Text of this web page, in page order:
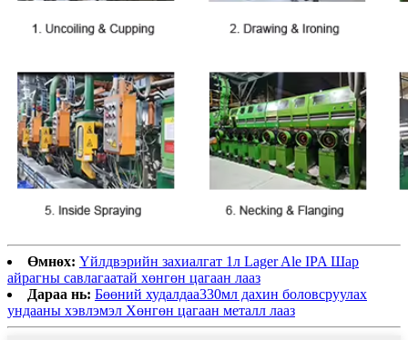
Өмнөх: Үйлдвэрийн захиалгат 1л Lager Ale IPA Шар
айрагны савлагаатай хөнгөн цагаан лааз
Дараа нь: Бөөний худалдаа330мл дахин боловсруулах
ундааны хэвлэмэл Хөнгөн цагаан металл лааз